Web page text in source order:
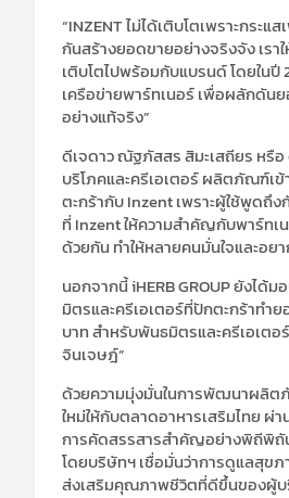
“INZENT ไม่ได้เติบโตเพราะกระ
กันสร้างยอดขายอย่างจริงจัง เร
เติบโตไปพร้อมกับแบรนด์ โดยใน
เครือข่ายพาร์ทเนอร์ เพื่อผลักดันย
อย่างแท้จริง”
ดีเจดาว ณัฐภัสสร สิมะเสถียร หรือ
บริโภคและครีเอเตอร์ ผลิตภัณฑ์เ
ตะกร้ากับ Inzent เพราะผู้ใช้พูดถึ
ที่ Inzent ให้ความสำคัญกับพาร์ทเ
ด้วยกัน ทำให้หลายคนมั่นใจและอย
นอกจากนี้ iHERB GROUP ยังได้
มิตรและครีเอเตอร์ที่ปักตะกร้าทำ
บาท สำหรับพันธมิตรและครีเอเตอ
จินเจษฎ์”
ด้วยความมุ่งมั่นในการพัฒนาผลิต
ใหม่ให้กับตลาดอาหารเสริมไทย
การคัดสรรสารสำคัญอย่างพิถีพิถั
โดยบริษัทฯ เชื่อมั่นว่าการดูแลสุข
ส่งเสริมคุณภาพชีวิตที่ดีขึ้นของผู้บ